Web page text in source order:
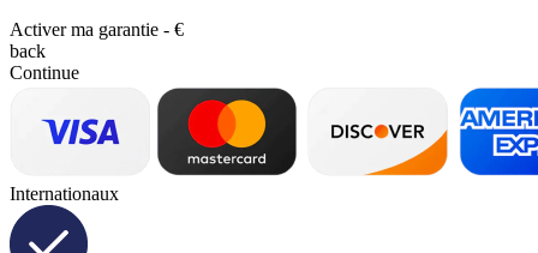
Activer ma garantie - €
back
Continue
Internationaux